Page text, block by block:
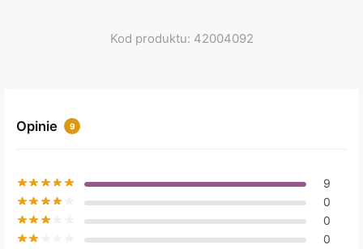
Kod produktu: 42004092
Opinie 9
9
0
0
0